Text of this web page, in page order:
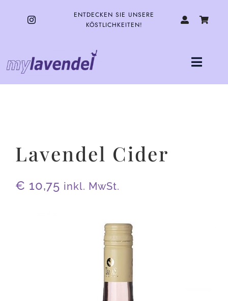
springen
ENTDECKEN SIE UNSERE
KÖSTLICHKEITEN!
Toggle
ÜBER UNS
KONTAKT
Lavendel Cider
€ 10,75 inkl. MwSt.